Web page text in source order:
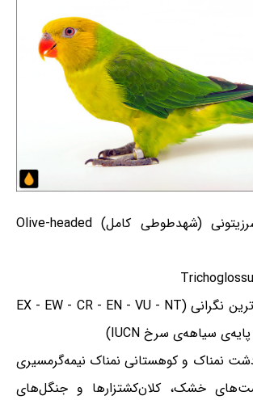
شهدطوطیک سرزیتونی (شهدطوطی کامل) Olive-headed
گونه‌ی با کم‌ترین نگرانی (EX - EW - CR - EN - VU - NT
نمناک و کوهستانی نمناک نیمه‌گرمسیری
خشک، کلان‌کشتزارها و جنگل‌های